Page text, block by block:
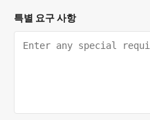
특별 요구 사항